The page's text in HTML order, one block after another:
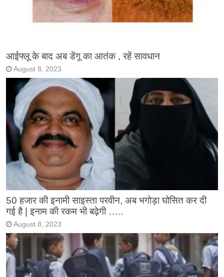
आईफ्लू के बाद अब डेंगू का आतंक , रहें सावधान
August 8, 2023
50 हजार की इनामी साइस्ता परवीन, अब भगोड़ा घोसित कर दी
गई है | इनाम की रकम भी बढ़ेगी …..
August 8, 2023